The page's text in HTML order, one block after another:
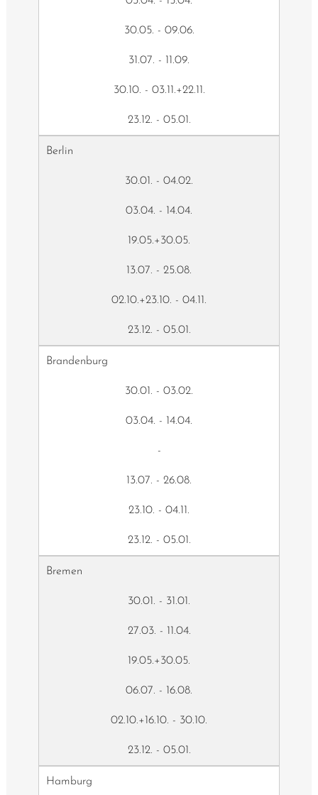
30.05. - 09.06.
31.07. - 11.09.
30.10. - 03.11.+22.11.
23.12. - 05.01.
Berlin
30.01. - 04.02.
03.04. - 14.04.
19.05.+30.05.
13.07. - 25.08.
02.10.+23.10. - 04.11.
23.12. - 05.01.
Brandenburg
30.01. - 03.02.
03.04. - 14.04.
-
13.07. - 26.08.
23.10. - 04.11.
23.12. - 05.01.
Bremen
30.01. - 31.01.
27.03. - 11.04.
19.05.+30.05.
06.07. - 16.08.
02.10.+16.10. - 30.10.
23.12. - 05.01.
Hamburg